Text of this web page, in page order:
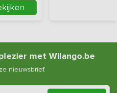
met Wilango.be
nieuwsbrief.